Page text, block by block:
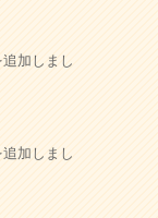
加しまし
加しまし